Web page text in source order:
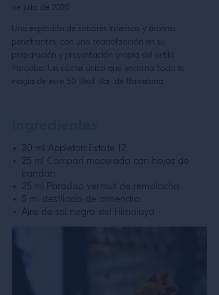
VER LA RECETA
de julio de 2020.
Una explosión de sabores intensos y aromas
penetrantes, con una teatralización en su
preparación y presentación propia del estilo
Paradiso. Un cóctel único que encarna toda la
magia de este 50 Best Bar, de Barcelona.
30 ml Appleton Estate 12
25 ml Campari macerado con hojas de
pandan
25 ml Paradiso vermut de remolacha
5 ml destilado de almendra
Aire de sal negro del Himalaya